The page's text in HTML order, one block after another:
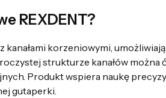
REXDENT?
korzeniowymi,
strukturze kanałów
Produkt wspiera naukę
gutaperki.